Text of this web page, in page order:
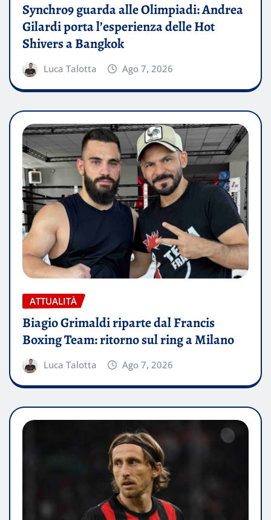
Synchro9 guarda alle Olimpiadi: Andrea
Gilardi porta l’esperienza delle Hot
Shivers a Bangkok
Luca Talotta Ago 7, 2026
ATTUALITÀ
Biagio Grimaldi riparte dal Francis
Boxing Team: ritorno sul ring a Milano
Luca Talotta Ago 7, 2026